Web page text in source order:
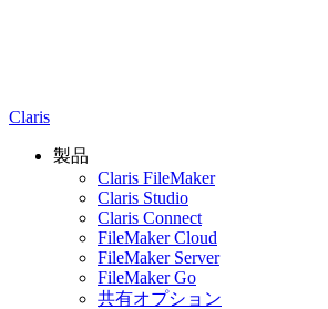
Claris
製品
Claris FileMaker
Claris Studio
Claris Connect
FileMaker Cloud
FileMaker Server
FileMaker Go
共有オプション